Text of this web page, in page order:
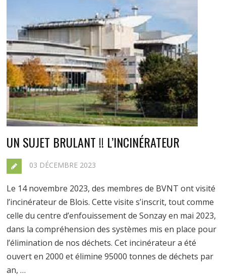
UN SUJET BRULANT !! L’INCINÉRATEUR
03 DÉCEMBRE 2023
Le 14 novembre 2023, des membres de BVNT ont visité
l’incinérateur de Blois. Cette visite s’inscrit, tout comme
celle du centre d’enfouissement de Sonzay en mai 2023,
dans la compréhension des systèmes mis en place pour
l’élimination de nos déchets. Cet incinérateur a été
ouvert en 2000 et élimine 95000 tonnes de déchets par
an, …